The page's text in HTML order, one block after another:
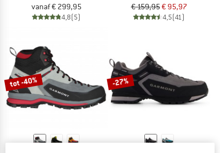
vanaf € 299,95
4,8(5)
€ 159,95€ 95,97
4,5(41)
tot -40% -27%